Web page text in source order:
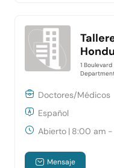
1
Doctores/Médicos
Español
Abierto | 8:00 am
Mensaje